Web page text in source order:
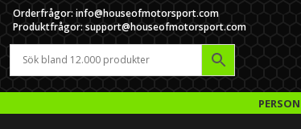
Orderfrågor: info@houseofmotorsport.com
Produktfrågor: support@houseofmotorsport.com